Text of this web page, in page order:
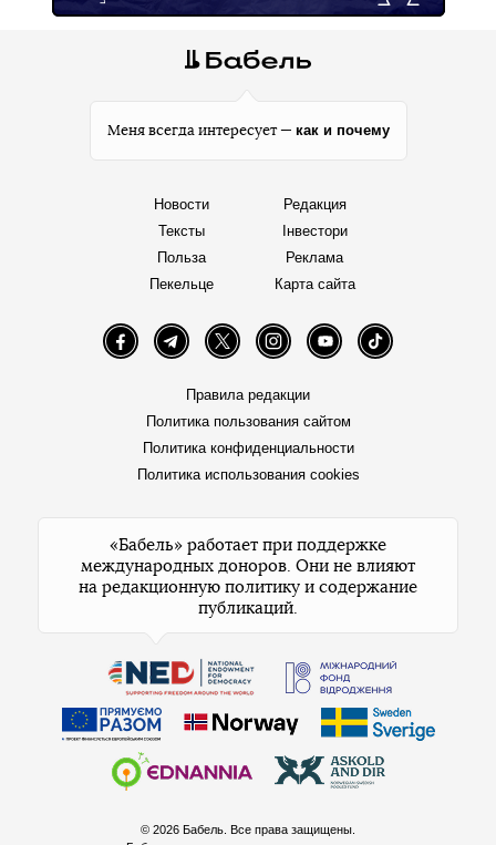
Меня всегда интересует — как и почему
Новости
Тексты
Польза
Пекельце
Редакция
Інвестори
Реклама
Карта сайта
FacebookTelegramTwitter InstagramYouTube TikTok
Правила редакции
Политика пользования сайтом
Политика конфиденциальности
Политика использования cookies
«Бабель» работает при поддержке
международных доноров. Они не влияют
на редакционную политику и содержание
публикаций.
© 2026 Бабель. Все права защищены.